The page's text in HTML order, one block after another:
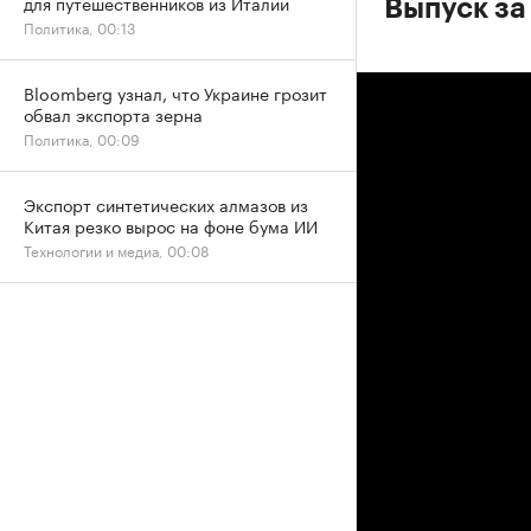
Выпуск
Политика, 00:13
Bloomberg узнал, что Украине грозит
обвал экспорта зерна
Политика, 00:09
Экспорт синтетических алмазов из
Китая резко вырос на фоне бума ИИ
Технологии и медиа, 00:08